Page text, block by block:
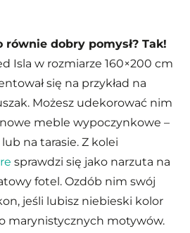
dobry pomysł? Tak!
Isla w rozmiarze 160×200 cm
się na przykład na
Możesz udekorować nim
meble wypoczynkowe –
na tarasie. Z kolei
sprawdzi się jako narzuta na
fotel. Ozdób nim swój
jeśli lubisz niebieski kolor
marynistycznych motywów.